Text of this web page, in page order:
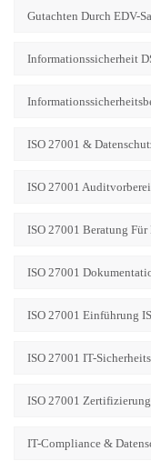
Gutachten Durch EDV-
Informationssicherheit
ISO 27001 &
ISO 27001
ISO 27001 Beratung
ISO 27001
ISO 27001 Einführung
ISO 27001 IT-
ISO 27001
IT-Compliance &